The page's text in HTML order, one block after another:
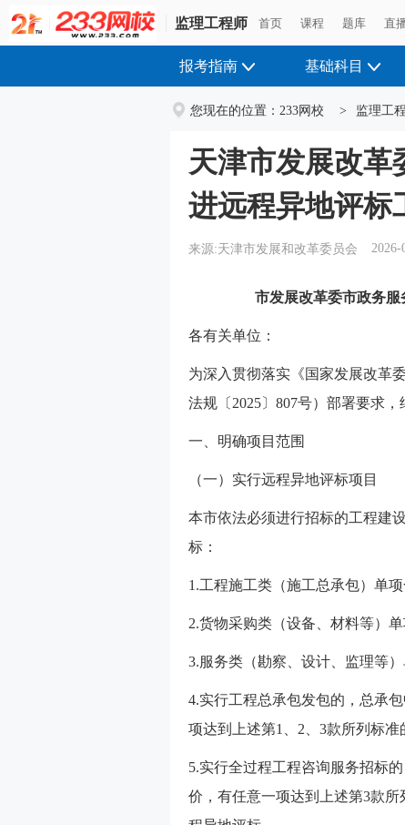
监理工程师 首页 课程 题库 直
报考指南 基础科目
您现在的位置： 233网校 > 监理工
天津市发展改革
进远程异地评标
来源:天津市发展和改革委员会 2026-
市发展改革委市政务
各有关单位：
为深入贯彻落实《国家发展改革
法规〔2025〕807号）部署要求
一、明确项目范围
（一）实行远程异地评标项目
本市依法必须进行招标的工程建
标：
1.工程施工类（施工总承包）单
2.货物采购类（设备、材料等）
3.服务类（勘察、设计、监理等
4.实行工程总承包发包的，总承
项达到上述第1、2、3款所列标
5.实行全过程工程咨询服务招标
价，有任意一项达到上述第3款